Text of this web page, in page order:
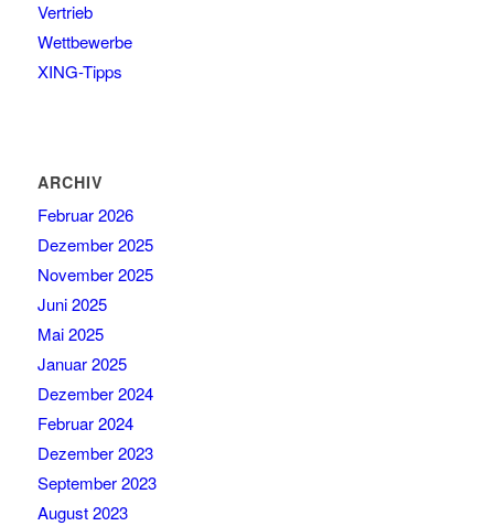
Vertrieb
Wettbewerbe
XING-Tipps
ARCHIV
Februar 2026
Dezember 2025
November 2025
Juni 2025
Mai 2025
Januar 2025
Dezember 2024
Februar 2024
Dezember 2023
September 2023
August 2023